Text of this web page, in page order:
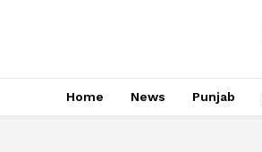
Home News Punjab